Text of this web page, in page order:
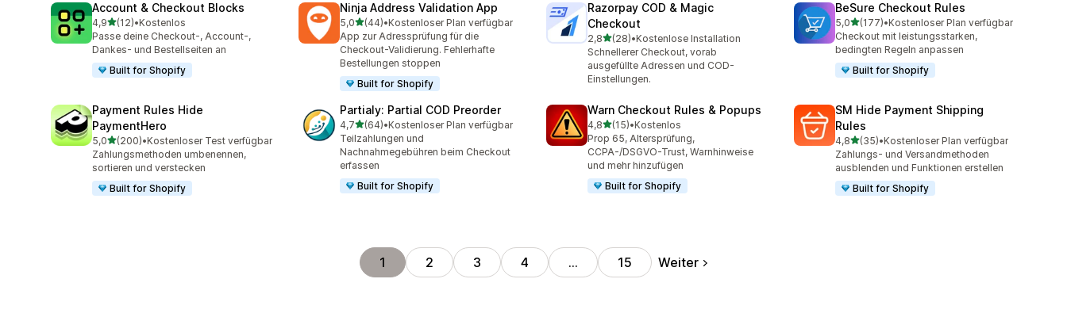
Account & Checkout Blocks
4,9von 5 Sternen
(12)
12 Rezensionen insgesamt
•Kostenlos
Passe deine Checkout-, Account-,
Dankes- und Bestellseiten an
Built for Shopify
Ninja Address Validation App
5,0von 5 Sternen
(44)
44 Rezensionen insgesamt
•Kostenloser Plan verfügbar
App zur Adressprüfung für die
Checkout-Validierung. Fehlerhafte
Bestellungen stoppen
Built for Shopify
Razorpay COD & Magic
Checkout
2,8von 5 Sternen
(28)
28 Rezensionen insgesamt
•Kostenlose Installation
Schnellerer Checkout, vorab
ausgefüllte Adressen und COD-
Einstellungen.
BeSure Checkout Rules
5,0von 5 Sternen
(177)
177 Rezensionen insgesamt
•Kostenloser Plan verfügbar
Checkout mit leistungsstarken,
bedingten Regeln anpassen
Built for Shopify
Payment Rules Hide
PaymentHero
5,0von 5 Sternen
(200)
200 Rezensionen insgesamt
•Kostenloser Test verfügbar
Zahlungsmethoden umbenennen,
sortieren und verstecken
Built for Shopify
Partialy: Partial COD Preorder
4,7von 5 Sternen
(64)
64 Rezensionen insgesamt
•Kostenloser Plan verfügbar
Teilzahlungen und
Nachnahmegebühren beim Checkout
erfassen
Built for Shopify
Warn Checkout Rules & Popups
4,8von 5 Sternen
(15)
15 Rezensionen insgesamt
•Kostenlos
Prop 65, Altersprüfung,
CCPA-/DSGVO-Trust, Warnhinweise
und mehr hinzufügen
Built for Shopify
SM Hide Payment Shipping
Rules
4,8von 5 Sternen
(35)
35 Rezensionen insgesamt
•Kostenloser Plan verfügbar
Zahlungs- und Versandmethoden
ausblenden und Funktionen erstellen
Built for Shopify
1 2 3 4 … 15 Weiter